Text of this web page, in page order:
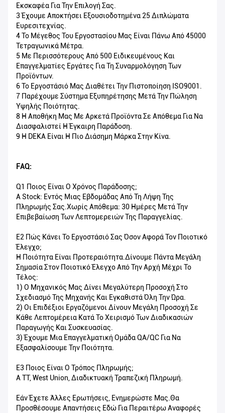
Εκσκαφέα Για Την Επιλογή Σας.
3 Έχουμε Αποκτήσει Εξουσιοδοτημένα 25 Διπλώματα
Ευρεσιτεχνίας.
4 Το Μέγεθος Του Εργοστασίου Μας Είναι Πάνω Από 45000
Τετραγωνικά Μέτρα.
5 Με Περισσότερους Από 500 Ειδικευμένους Και
Επαγγελματίες Εργάτες Για Τη Συναρμολόγηση Των
Προϊόντων.
6 Το Εργοστάσιό Μας Διαθέτει Την Πιστοποίηση ISO9001.
7 Παρέχουμε Σύστημα Εξυπηρέτησης Μετά Την Πώληση
Υψηλής Ποιότητας.
8 Η Αποθήκη Μας Με Αρκετά Προϊόντα Σε Απόθεμα Για Να
Διασφαλιστεί Η Έγκαιρη Παράδοση.
9 Η DEKA Είναι Η Πιο Διάσημη Μάρκα Στην Κίνα.
FAQ:
Q1 Ποιος Είναι Ο Χρόνος Παράδοσης;
A Stock: Εντός Μιας Εβδομάδας Από Τη Λήψη Της
Πληρωμής Σας.Χωρίς Απόθεμα: 30 Ημέρες Μετά Την
Επιβεβαίωση Των Λεπτομερειών Της Παραγγελίας.
Ε2 Πώς Κάνει Το Εργοστάσιό Σας Όσον Αφορά Τον Ποιοτικό
Έλεγχο;
Η Ποιότητα Είναι Προτεραιότητα.Δίνουμε Πάντα Μεγάλη
Σημασία Στον Ποιοτικό Έλεγχο Από Την Αρχή Μέχρι Το
Τέλος:
1) Ο Μηχανικός Μας Δίνει Μεγαλύτερη Προσοχή Στο
Σχεδιασμό Της Μηχανής Και Εγκαθιστά Όλη Την Ώρα.
2) Οι Επιδέξιοι Εργαζόμενοι Δίνουν Μεγάλη Προσοχή Σε
Κάθε Λεπτομέρεια Κατά Το Χειρισμό Των Διαδικασιών
Παραγωγής Και Συσκευασίας.
3) Έχουμε Μια Επαγγελματική Ομάδα QA/QC Για Να
Εξασφαλίσουμε Την Ποιότητα.
Ε3 Ποιος Είναι Ο Τρόπος Πληρωμής;
A TT, West Union, Διαδικτυακή Τραπεζική Πληρωμή.
Εάν Έχετε Άλλες Ερωτήσεις, Ενημερώστε Μας.Θα
Προσθέσουμε Απαντήσεις Εδώ Για Περαιτέρω Αναφορές